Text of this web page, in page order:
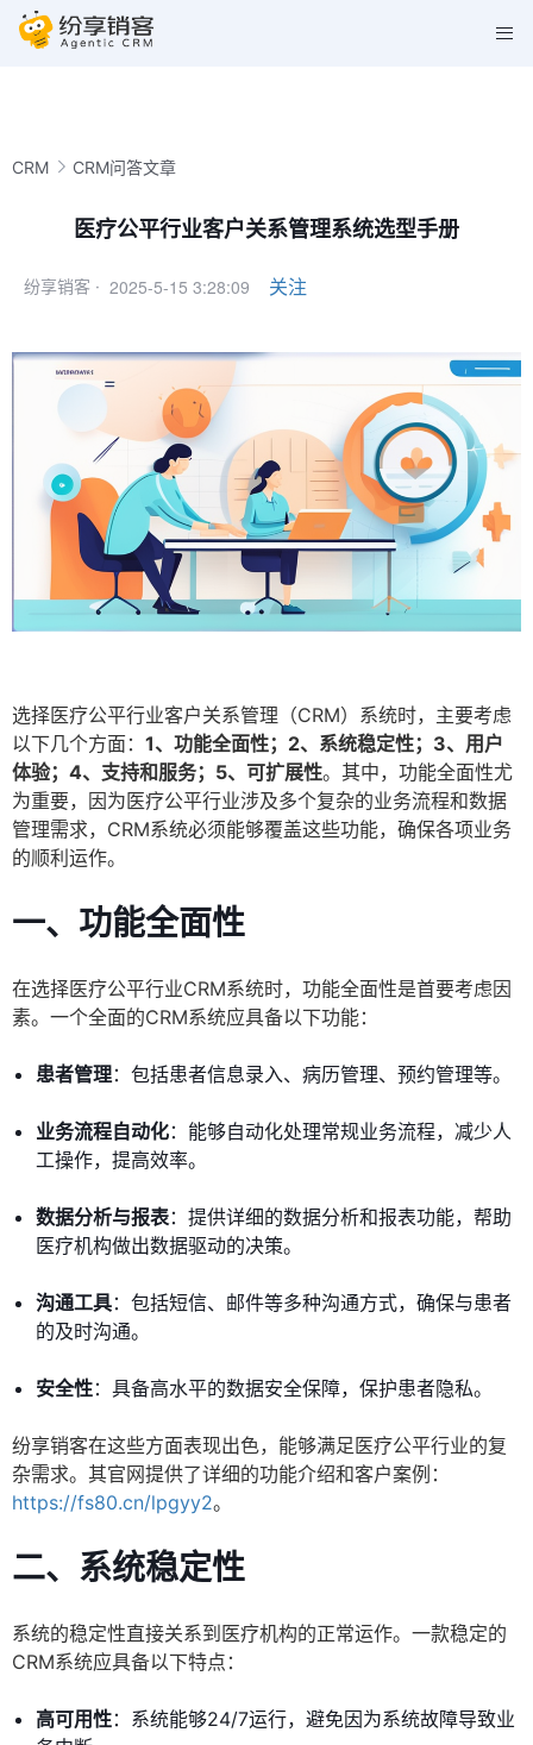
CRM CRM问答文章
医疗公平行业客户关系管理系统选型手册
纷享销客 · 2025-5-15 3:28:09 关注
选择医疗公平行业客户关系管理（CRM）系统时，主要考虑
以下几个方面： 1、功能全面性；2、系统稳定性；3、用户
体验；4、支持和服务；5、可扩展性。其中，功能全面性尤
为重要，因为医疗公平行业涉及多个复杂的业务流程和数据
管理需求，CRM系统必须能够覆盖这些功能，确保各项业务
的顺利运作。
一、功能全面性
在选择医疗公平行业CRM系统时，功能全面性是首要考虑因
素。一个全面的CRM系统应具备以下功能：
患者管理：包括患者信息录入、病历管理、预约管理等。
业务流程自动化：能够自动化处理常规业务流程，减少人
工操作，提高效率。
数据分析与报表：提供详细的数据分析和报表功能，帮助
医疗机构做出数据驱动的决策。
沟通工具：包括短信、邮件等多种沟通方式，确保与患者
的及时沟通。
安全性：具备高水平的数据安全保障，保护患者隐私。
纷享销客在这些方面表现出色，能够满足医疗公平行业的复
杂需求。其官网提供了详细的功能介绍和客户案例：
https://fs80.cn/lpgyy2。
二、系统稳定性
系统的稳定性直接关系到医疗机构的正常运作。一款稳定的
CRM系统应具备以下特点：
高可用性：系统能够24/7运行，避免因为系统故障导致业